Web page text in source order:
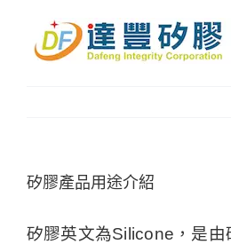
content
矽膠產品用途介紹
矽膠英文為Silicone，是由